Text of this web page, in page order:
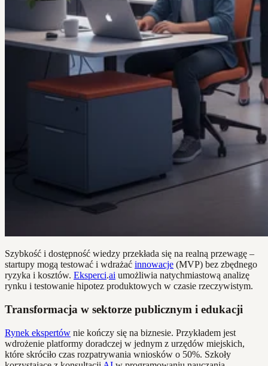
Szybkość i dostępność wiedzy przekłada się na realną przewagę –
startupy mogą testować i wdrażać innowacje (MVP) bez zbędnego
ryzyka i kosztów. Eksperci.ai umożliwia natychmiastową analizę
rynku i testowanie hipotez produktowych w czasie rzeczywistym.
Transformacja w sektorze publicznym i edukacji
Rynek ekspertów nie kończy się na biznesie. Przykładem jest
wdrożenie platformy doradczej w jednym z urzędów miejskich,
które skróciło czas rozpatrywania wniosków o 50%. Szkoły